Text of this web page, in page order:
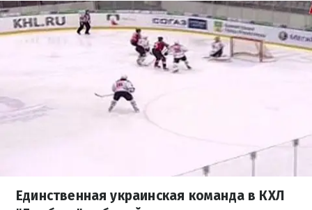
Единственная украинская команда в КХЛ